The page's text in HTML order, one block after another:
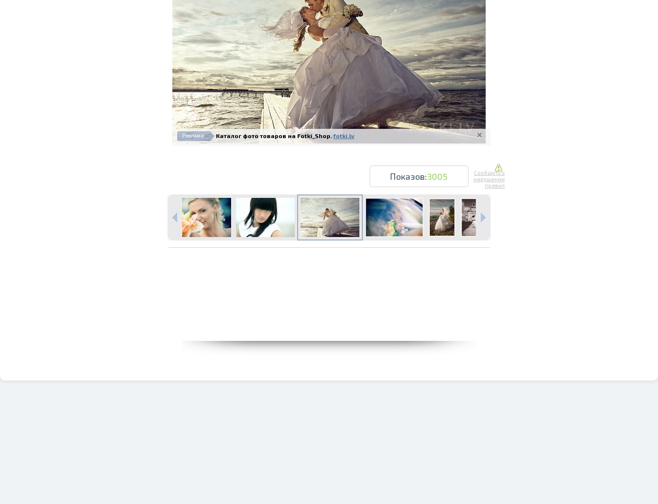
Печать в течение 1 часа в Риге – закажите онлайн
Различные форматы и виды бумаги для ваших фотографий
Доставка по всей Латвии или самовывоз
Реклама Каталог фото товаров на Fotki_Shop. fotki.lv
Показов:3005
Сообщить о
нарушении
правил